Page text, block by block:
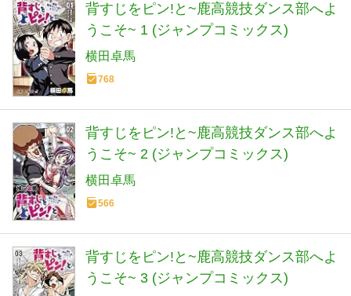
背すじをピン!と~鹿高競技ダンス部へよ
うこそ~ 1 (ジャンプコミックス)
横田卓馬
768
背すじをピン!と~鹿高競技ダンス部へよ
うこそ~ 2 (ジャンプコミックス)
横田卓馬
566
背すじをピン!と~鹿高競技ダンス部へよ
うこそ~ 3 (ジャンプコミックス)